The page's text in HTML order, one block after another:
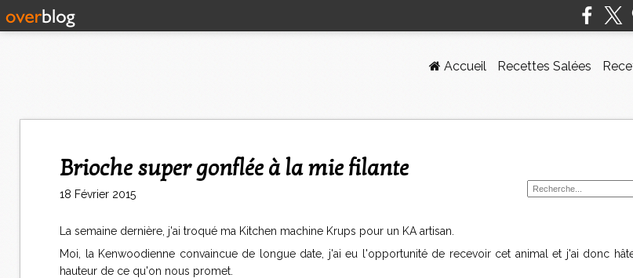
Accueil Recettes Salées
Brioche super gonflée à la mie filante
18 Février 2015
La semaine dernière, j'ai troqué ma Kitchen machine Krups pour un KA artisan.
Moi, la Kenwoodienne convaincue de longue date, j'ai eu l'opportunité de recevoir cet animal et j'ai donc
hauteur de ce qu'on nous promet.